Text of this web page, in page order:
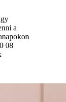
a
08